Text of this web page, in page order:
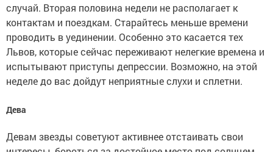
случай. Вторая половина недели не располагает к
контактам и поездкам. Старайтесь меньше времени
проводить в уединении. Особенно это касается тех
Львов, которые сейчас переживают нелегкие времена и
испытывают приступы депрессии. Возможно, на этой
неделе до вас дойдут неприятные слухи и сплетни.
Дева
Девам звезды советуют активнее отстаивать свои